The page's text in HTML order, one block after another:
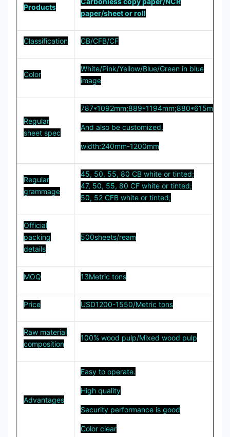
Products
paper/sheet or roll
Classification CB/CFB/CF
Color
White/Pink/Yellow/Blue/Green in blue
image
Regular
sheet spec
787*1092mm;889*1194mm;880*615mm;
And also be customized.
width:240mm-1200mm
Regular
grammage
45, 50, 55, 80 CB white or tinted;
47, 50, 55, 80 CF white or tinted;
50, 52 CFB white or tinted;
Official
packing
details
500sheets/ream
MOQ 13Metric tons
Price USD1200-1550/Metric tons
Raw material
composition
100% wood pulp/Mixed wood pulp
Advantages
Easy to operate.
High quality
Security performance is good
Color clear